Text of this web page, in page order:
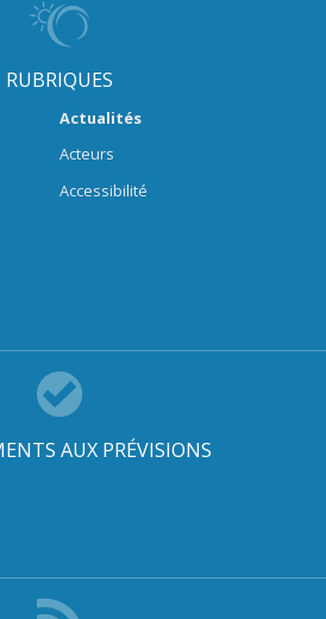
RUBRIQUES
Actualités
Acteurs
Accessibilité
AUX PRÉVISIONS